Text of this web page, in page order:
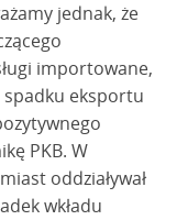
jednak, że
importowane,
spadku eksportu
PKB. W
oddziaływał
wkładu